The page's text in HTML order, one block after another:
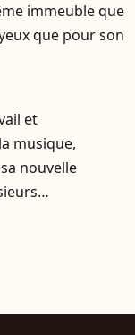
immeuble que
que pour son
et
musique,
nouvelle